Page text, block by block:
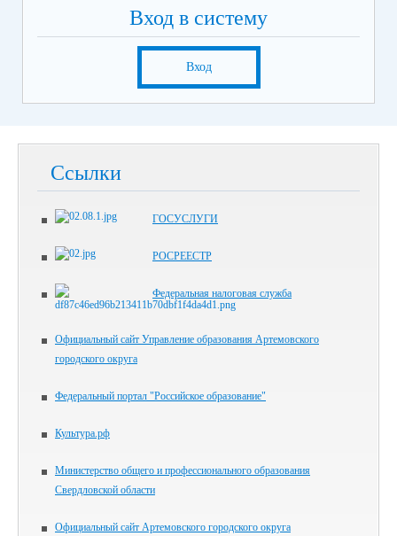
Вход в систему
Вход
Ссылки
ГОСУСЛУГИ
РОСРЕЕСТР
Федеральная налоговая служба
Официальный сайт Управление образования Артемовского
городского округа
Федеральный портал "Российское образование"
Культура.рф
Министерство общего и профессионального образования
Свердловской области
Официальный сайт Артемовского городского округа